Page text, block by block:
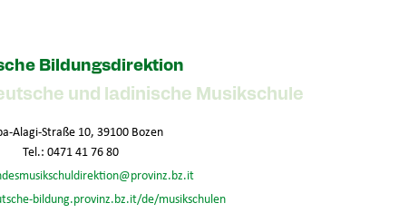
Bildungsdirektion
und ladinische Musikschule
Alagi-Straße 10, 39100 Bozen
Tel.: 0471 41 76 80
bildung.provinz.bz.it/de/musikschulen